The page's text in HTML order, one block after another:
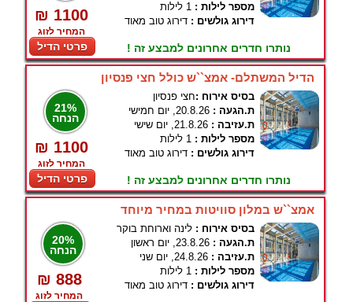
₪ 1100
המחיר לזוג
פרטי הדיל
מספר לילות : 1 לילות
דירוג גולשים : דירוג טוב מאוד
נותרו חדרים אחרונים למבצע זה !
הדיל המשתלם- אמצ``ש כולל חצי פנסיון
21%
הנחה
₪ 1100
המחיר לזוג
פרטי הדיל
בסיס אירוח :חצי פנסיון
ת.הגעה : 20.8.26, יום חמישי
ת.עזיבה : 21.8.26, יום שישי
מספר לילות : 1 לילות
דירוג גולשים : דירוג טוב מאוד
נותרו חדרים אחרונים למבצע זה !
אמצ``ש במלון סוויטות במחיר מיוחד
20%
הנחה
₪ 888
המחיר לזוג
בסיס אירוח : לינה וארוחת בוקר
ת.הגעה : 23.8.26, יום ראשון
ת.עזיבה : 24.8.26, יום שני
מספר לילות : 1 לילות
דירוג גולשים : דירוג טוב מאוד